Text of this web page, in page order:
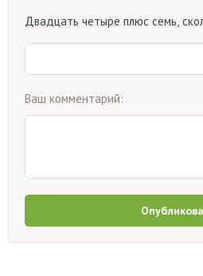
Двадцать четыре плюс семь,
Ваш комментарий: